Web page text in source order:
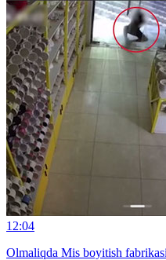
12:04
Olmaliqda Mis boyitish